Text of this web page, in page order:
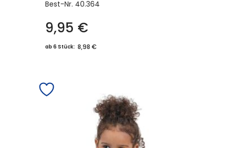
Best-Nr. 40.364
9,95 €
ab 6 Stück: 8,98 €